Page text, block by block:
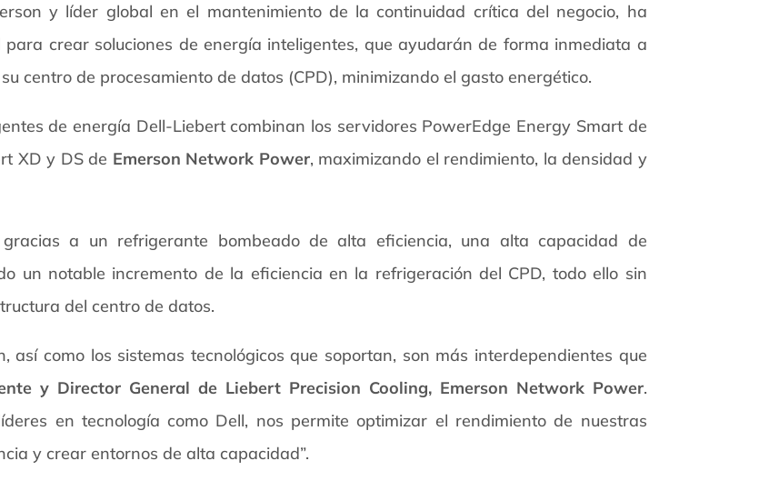
y líder global en el mantenimiento de la continuidad crítica del negocio, ha
crear soluciones de energía inteligentes, que ayudarán de forma inmediata a
centro de procesamiento de datos (CPD), minimizando el gasto energético.
de energía Dell-Liebert combinan los servidores PowerEdge Energy Smart de
XD y DS de Emerson Network Power, maximizando el rendimiento, la densidad y
a un refrigerante bombeado de alta eficiencia, una alta capacidad de
un notable incremento de la eficiencia en la refrigeración del CPD, todo ello sin
del centro de datos.
así como los sistemas tecnológicos que soportan, son más interdependientes que
y Director General de Liebert Precision Cooling, Emerson Network Power.
en tecnología como Dell, nos permite optimizar el rendimiento de nuestras
y crear entornos de alta capacidad”.